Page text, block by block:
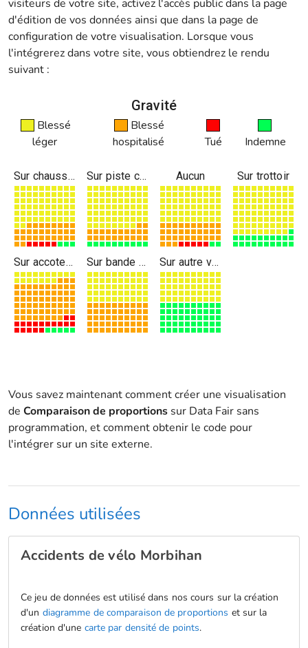
visiteurs de votre site, activez l'accès public dans la page
d'édition de vos données ainsi que dans la page de
configuration de votre visualisation. Lorsque vous
l'intégrerez dans votre site, vous obtiendrez le rendu
suivant :
Vous savez maintenant comment créer une visualisation
de Comparaison de proportions sur Data Fair sans
programmation, et comment obtenir le code pour
l'intégrer sur un site externe.
Données utilisées
Accidents de vélo Morbihan
Ce jeu de données est utilisé dans nos cours sur la création
d'un diagramme de comparaison de proportions et sur la
création d'une carte par densité de points.